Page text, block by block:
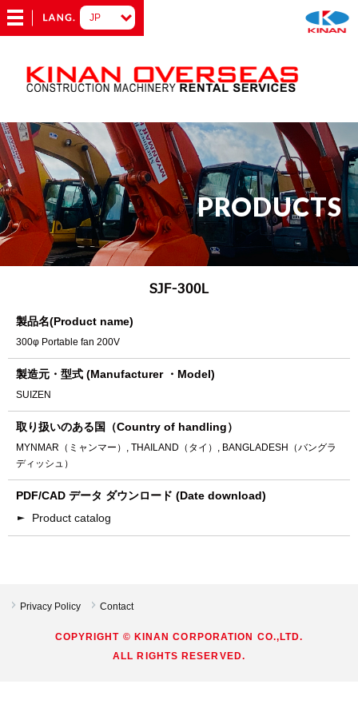
PRODUCTS
SJF-300L
製品名(Product name)
300φ Portable fan 200V
製造元・型式 (Manufacturer ・Model)
SUIZEN
取り扱いのある国（Country of handling）
MYNMAR（ミャンマー）, THAILAND（タイ）, BANGLADESH（バングラ
ディッシュ）
PDF/CAD データ ダウンロード (Date download)
Product catalog
Privacy Policy Contact
COPYRIGHT © KINAN CORPORATION CO.,LTD.
ALL RIGHTS RESERVED.